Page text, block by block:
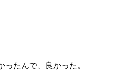
ったんで、良かった。